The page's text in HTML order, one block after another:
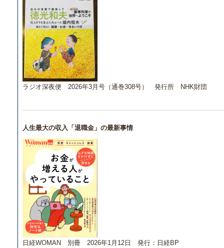
ラジオ深夜便 2026年3月号（通巻308号） 発行所 NHK財団
人生最大の収入「退職金」の最新事情
日経WOMAN 別冊 2026年1月12日 発行：日経BP